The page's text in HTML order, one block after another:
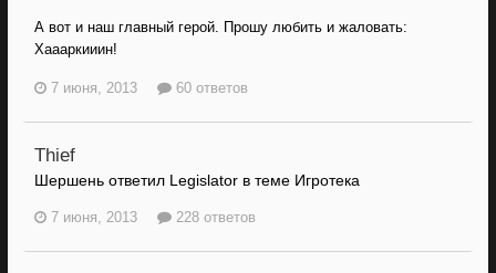
А вот и наш главный герой. Прошу любить и жаловать:
Хаааркииин!
7 июня, 2013 60 ответов
Thief
Шершень ответил Legislator в теме Игротека
7 июня, 2013 228 ответов